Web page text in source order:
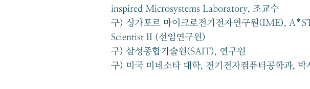
inspired Microsystems Laboratory, 조교수
구) 싱가포르 마이크로전기전자연구원(IME),
Scientist II (선임연구원)
구) 삼성종합기술원(SAIT), 연구원
구) 미국 미네소타 대학, 전기전자컴퓨터공학과, 박